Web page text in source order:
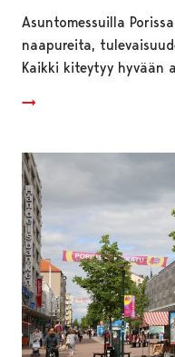
Asuntomessuilla
naapureita,
Kaikki kiteytyy hyvään